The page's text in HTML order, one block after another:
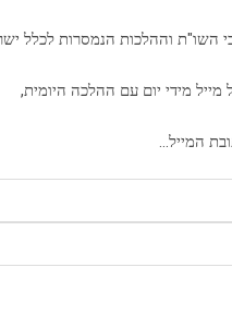
השו"ת וההלכות הנמסרות לכלל
מידי יום עם ההלכה היומית,
המייל…